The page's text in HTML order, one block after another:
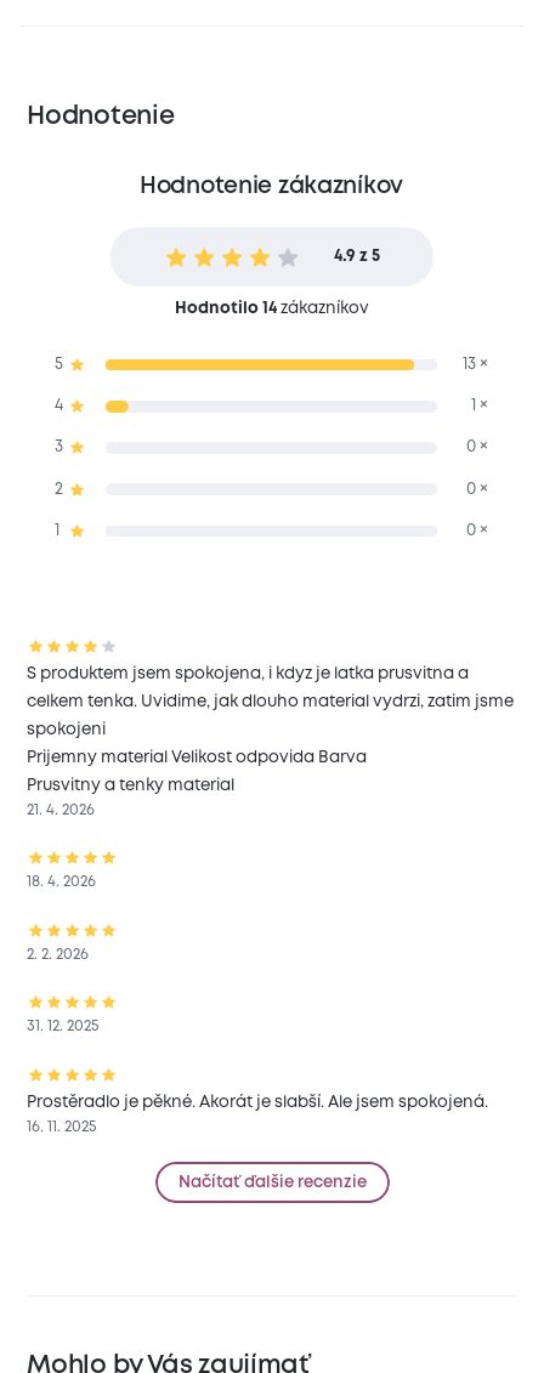
Hodnotenie
Hodnotenie zákazníkov
4.9 z 5
Hodnotilo 14zákazníkov
5 13 ×
4 1 ×
3 0 ×
2 0 ×
0 ×
S produktem jsem spokojena, i kdyz je latka prusvitna a
celkem tenka. Uvidime, jak dlouho material vydrzi, zatim jsme
spokojeni
Prijemny material Velikost odpovida Barva
Prusvitny a tenky material
21. 4. 2026
18. 4. 2026
2. 2. 2026
31. 12. 2025
Prostěradlo je pěkné. Akorát je slabší. Ale jsem spokojená.
16. 11. 2025
Načítať ďalšie recenzie
Mohlo by Vás zaujímať